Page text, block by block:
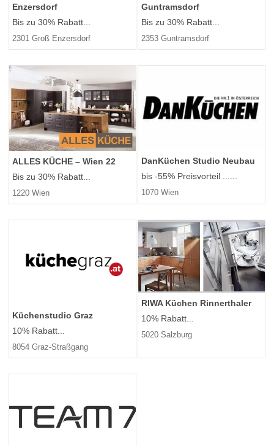
Enzersdorf
Bis zu 30% Rabatt...
2301 Groß Enzersdorf
Guntramsdorf
Bis zu 30% Rabatt...
2353 Guntramsdorf
ALLES KÜCHE – Wien 22
Bis zu 30% Rabatt...
1220 Wien
DanKüchen Studio Neubau
bis -55% Preisvorteil ......
1070 Wien
Küchenstudio Graz
10% Rabatt...
8054 Graz-Straßgang
RIWA Küchen Rinnerthaler
10% Rabatt...
5020 Salzburg